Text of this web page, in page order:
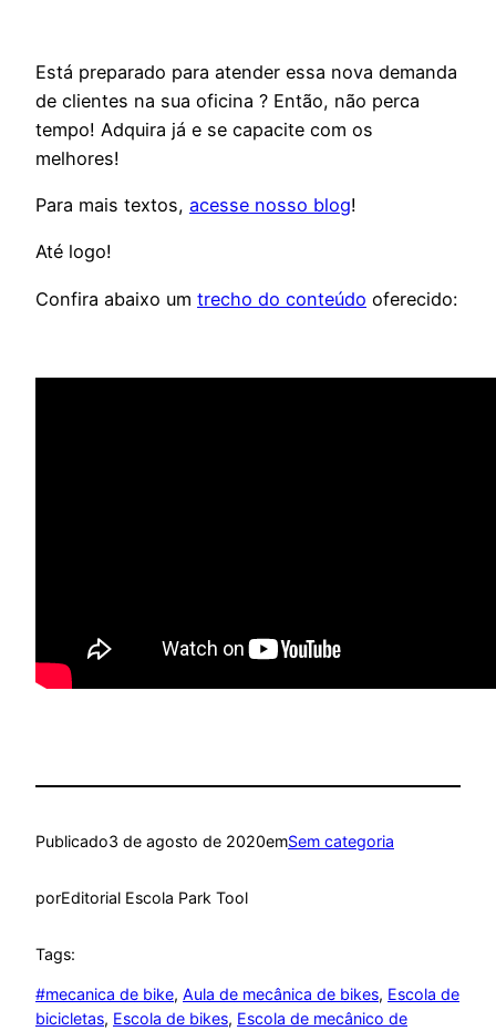
Está preparado para atender essa nova demanda
de clientes na sua oficina ? Então, não perca
tempo! Adquira já e se capacite com os
melhores!
Para mais textos, acesse nosso blog!
Até logo!
Confira abaixo um trecho do conteúdo oferecido:
Publicado3 de agosto de 2020emSem categoria
porEditorial Escola Park Tool
Tags:
#mecanica de bike, Aula de mecânica de bikes, Escola de
bicicletas, Escola de bikes, Escola de mecânico de